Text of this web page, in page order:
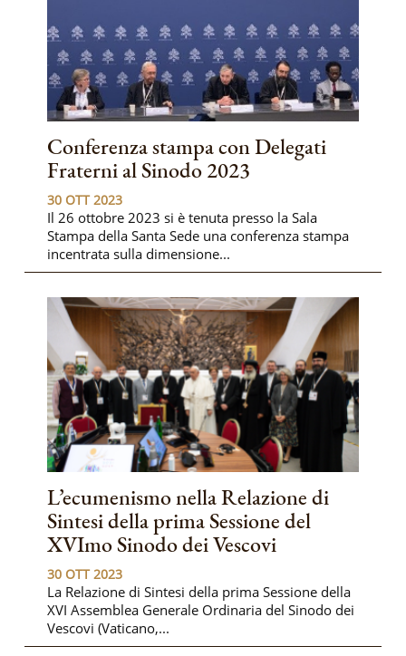
Conferenza stampa con Delegati
Fraterni al Sinodo 2023
30 OTT 2023
Il 26 ottobre 2023 si è tenuta presso la Sala
Stampa della Santa Sede una conferenza stampa
incentrata sulla dimensione...
L’ecumenismo nella Relazione di
Sintesi della prima Sessione del
XVImo Sinodo dei Vescovi
30 OTT 2023
La Relazione di Sintesi della prima Sessione della
XVI Assemblea Generale Ordinaria del Sinodo dei
Vescovi (Vaticano,...